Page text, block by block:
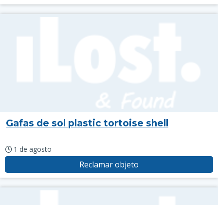
Gafas de sol plastic tortoise shell
1 de agosto
Reclamar objeto